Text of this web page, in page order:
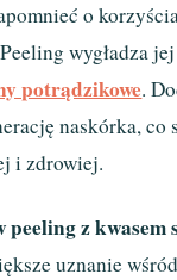
o
wygładza
potrądzikowe.
naskórka, co
i zdrowiej.
peeling z kwasem
uznanie